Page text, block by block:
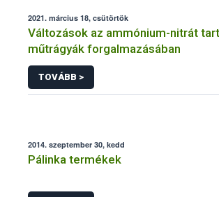
2021. március 18, csütörtök
Változások az ammónium-nitrát
műtrágyák forgalmazásában
TOVÁBB >
2014. szeptember 30, kedd
Pálinka termékek